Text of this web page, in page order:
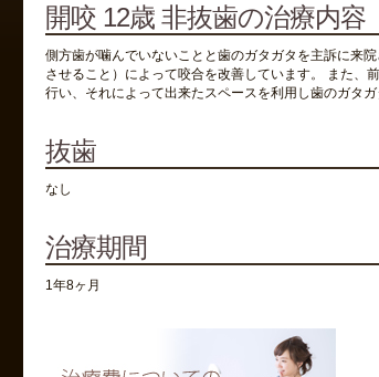
開咬 12歳 非抜歯の治療内容
側方歯が噛んでいないことと歯のガタガタを主訴に来
させること）によって咬合を改善しています。 また、
行い、それによって出来たスペースを利用し歯のガタガ
抜歯
なし
治療期間
1年8ヶ月